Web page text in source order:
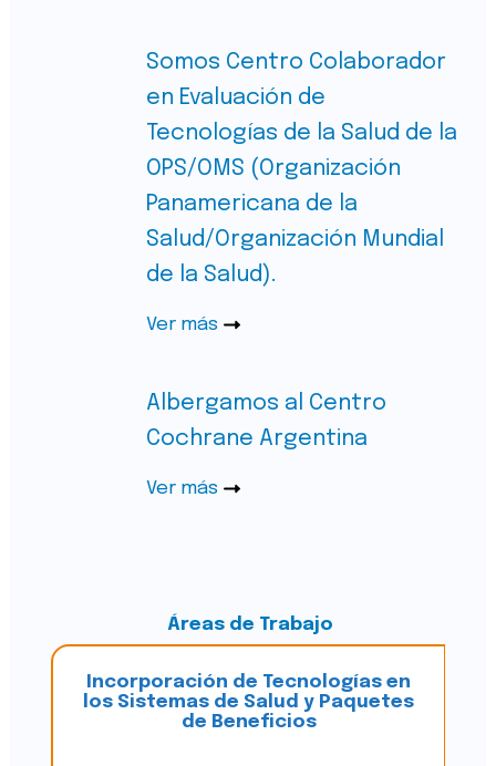
Somos Centro Colaborador
en Evaluación de
Tecnologías de la Salud de la
OPS/OMS (Organización
Panamericana de la
Salud/Organización Mundial
de la Salud).
Ver más
Albergamos al Centro
Cochrane Argentina
Ver más
Áreas de Trabajo
Incorporación de Tecnologías en
los Sistemas de Salud y Paquetes
de Beneficios